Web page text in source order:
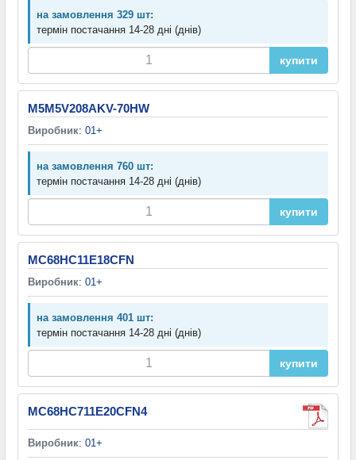
на замовлення 329 шт:
термін постачання 14-28 дні (днів)
купити
M5M5V208AKV-70HW
Виробник: 01+
на замовлення 760 шт:
термін постачання 14-28 дні (днів)
купити
MC68HC11E18CFN
Виробник: 01+
на замовлення 401 шт:
термін постачання 14-28 дні (днів)
купити
MC68HC711E20CFN4
Виробник: 01+